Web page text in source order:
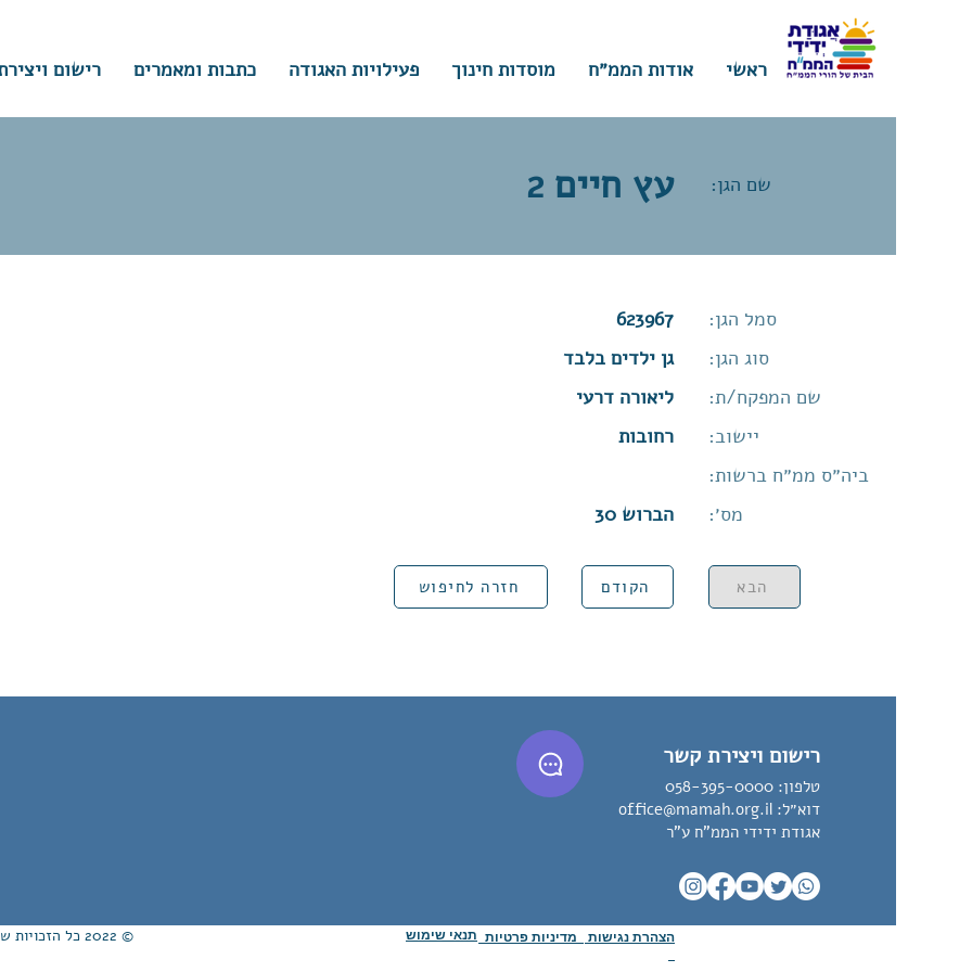
ראשי אודות הממ״ח מוסדות חינוך פעילויות האגודה כתבות ומאמרים רישום
שם הגן: עץ חיים 2
סמל הגן:
623967
סוג הגן:
גן ילדים בלבד
שם המפקח/ת:
ליאורה דרעי
יישוב:
רחובות
ביה״ס ממ״ח ברשות:
מס׳:
הברוש 30
הבא הקודם חזרה לחיפוש
רישום ויצירת קשר
טלפון: 058-395-0000
דוא״ל: office@mamah.org.il
אגודת ידידי הממ"ח ע"ר
© 2022 כל הזכויות שמורות לאגודת ידידי הממ״ח ע"ר. Proudly created with הצהרת נגישות מדיניות פרטיות תנאי שימוש